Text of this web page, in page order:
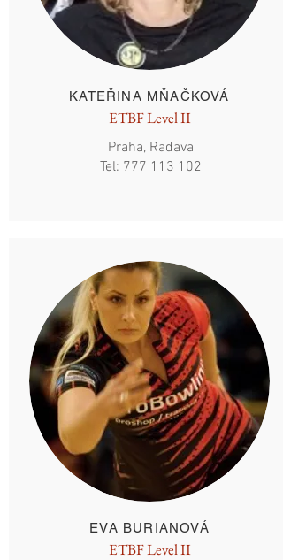
KATEŘINA MŇAČKOVÁ
ETBF Level II
Praha, Radava
Tel: 777 113 102
EVA BURIANOVÁ
ETBF Level II